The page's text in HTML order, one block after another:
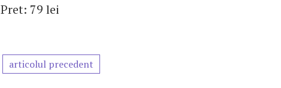
Pret: 79 lei
articolul precedent